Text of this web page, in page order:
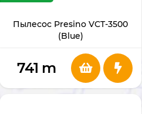
Пылесос Presino VCT-3500
(Blue)
741 m